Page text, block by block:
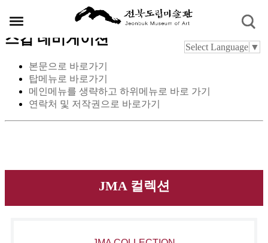
스킵 네비게이션
본문으로 바로가기
탑메뉴로 바로가기
메인메뉴를 생략하고 하위메뉴로 바로 가기
연락처 및 저작권으로 바로가기
Select Language ▼
JMA 컬렉션